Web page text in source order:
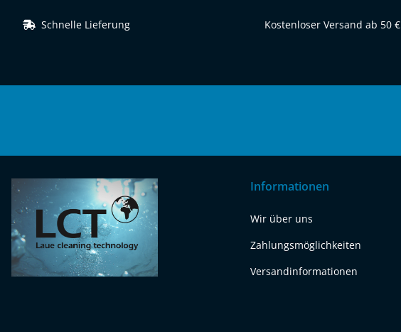
Schnelle Lieferung Kostenloser Versand ab 50 €
Informationen
Wir über uns
Zahlungsmöglichkeiten
Versandinformationen